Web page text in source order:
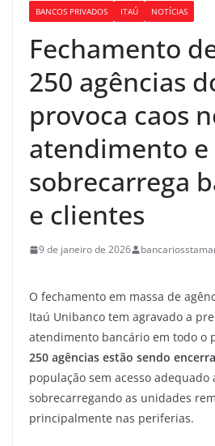
BANCOS PRIVADOS ITAÚ NOTÍCIAS
Fechamento
250 agências
provoca caos
atendimento e
sobrecarrega
e clientes
9 de janeiro de 2026
O fechamento em massa de
Itaú Unibanco tem agravado a
atendimento bancário em todo o
250 agências estão sendo
população sem acesso adequado
sobrecarregando as unidades
principalmente nas periferias.